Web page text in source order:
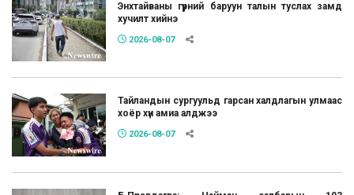
Энхтайваны гүүрний баруун талын туслах замд
хучилт хийнэ
2026-08-07
Тайландын сургуульд гарсан халдлагын улмаас
хоёр хүн амиа алджээ
2026-08-07